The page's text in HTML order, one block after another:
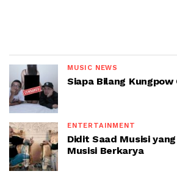
MUSIC NEWS
Siapa Bilang Kungpow
ENTERTAINMENT
Didit Saad Musisi
Musisi Berkarya